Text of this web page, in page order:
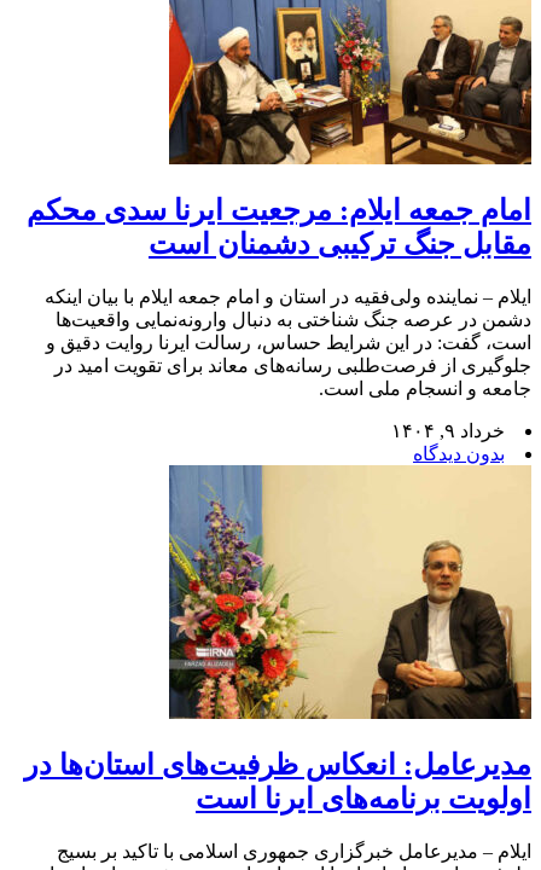
امام جمعه ایلام: مرجعیت ایرنا سدی محکم
مقابل جنگ ترکیبی دشمنان است
ایلام – نماینده ولی‌فقیه در استان و امام جمعه ایلام با بیان اینکه
دشمن در عرصه جنگ شناختی به دنبال وارونه‌نمایی واقعیت‌ها
است، گفت: در این شرایط حساس، رسالت ایرنا روایت دقیق و
جلوگیری از فرصت‌طلبی رسانه‌های معاند برای تقویت امید در
جامعه و انسجام ملی است.
خرداد ۹, ۱۴۰۴
بدون دیدگاه
مدیرعامل: انعکاس ظرفیت‌های استان‌ها در
اولویت برنامه‌های ایرنا است
ایلام – مدیرعامل خبرگزاری جمهوری اسلامی با تاکید بر بسیج